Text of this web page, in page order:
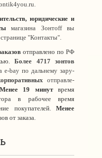
юридические и
магазина Зонтoff вы
"Контакты".
отправлено по РФ
Более 4717 зонтов
e-bay по дальнему зару-
отправле-
Менее 19 минутвремя
в рабочее время
покупателей. Менее
от заказа.